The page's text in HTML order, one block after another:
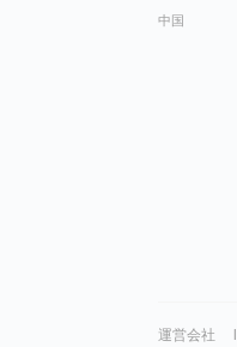
中国
運営会社